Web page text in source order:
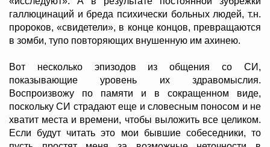
галлюцинаций и бреда психически больных людей, т.н.
пророков, «свидетели», в конце концов, превращаются
в зомби, тупо повторяющих внушенную им ахинею.
Вот несколько эпизодов из общения со СИ,
показывающие уровень их здравомыслия.
Воспроизвожу по памяти и в сокращенном виде,
поскольку СИ страдают еще и словесным поносом и не
хватит места и времени, чтобы выложить все целиком.
Если будут читать это мои бывшие собеседники, то